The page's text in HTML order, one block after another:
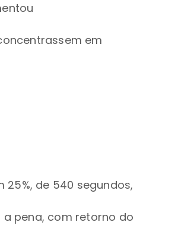
em
de 540 segundos,
pena, com retorno do